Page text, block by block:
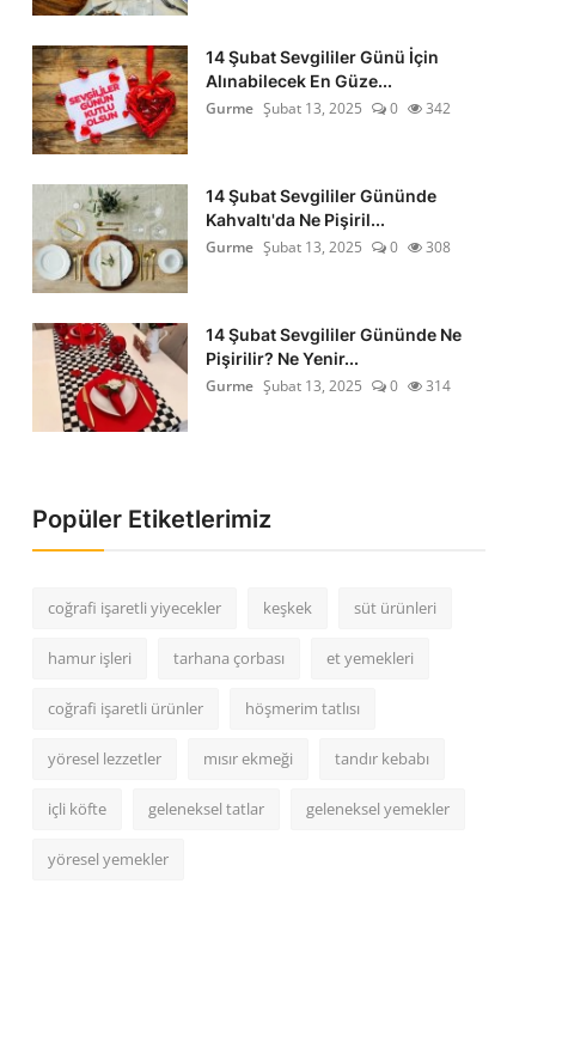
14 Şubat Sevgililer Günü İçin
Alınabilecek En Güze...
Gurme Şubat 13, 2025 0 342
14 Şubat Sevgililer Gününde
Kahvaltı'da Ne Pişiril...
Gurme Şubat 13, 2025 0 308
14 Şubat Sevgililer Gününde Ne
Pişirilir? Ne Yenir...
Gurme Şubat 13, 2025 0 314
Popüler Etiketlerimiz
coğrafi işaretli yiyecekler keşkek süt ürünleri
hamur işleri tarhana çorbası et yemekleri
coğrafi işaretli ürünler höşmerim tatlısı
yöresel lezzetler mısır ekmeği tandır kebabı
içli köfte geleneksel tatlar geleneksel yemekler
yöresel yemekler